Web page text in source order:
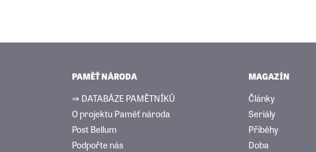
PAMĚŤ NÁRODA
⇒ DATABÁZE PAMĚTNÍKŮ
O projektu Paměť národa
Post Bellum
Podpořte nás
MAGAZÍN
Články
Seriály
Příběhy
Doba